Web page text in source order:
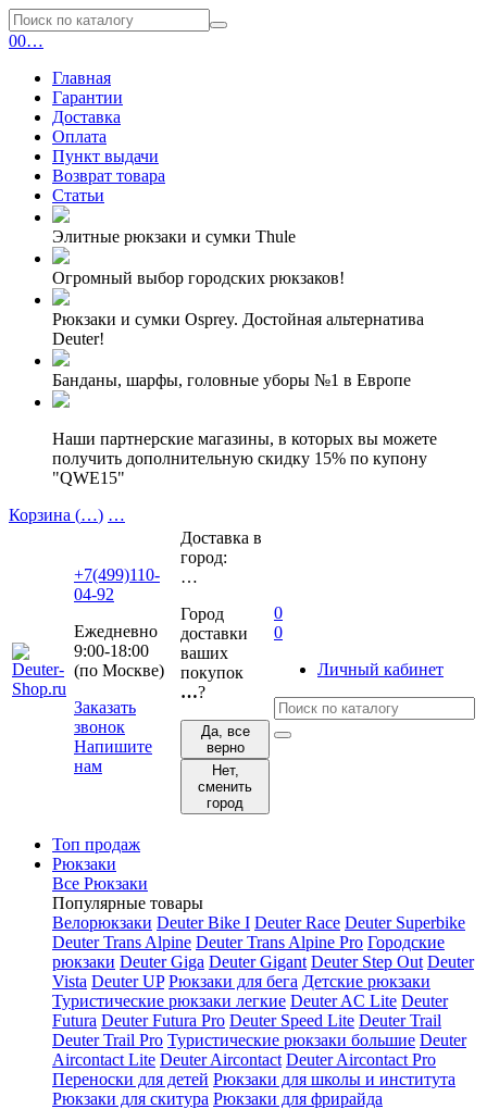
00…
Главная
Гарантии
Доставка
Оплата
Пункт выдачи
Возврат товара
Статьи
Элитные рюкзаки и сумки Thule
Огромный выбор городских рюкзаков!
Рюкзаки и сумки Osprey. Достойная альтернатива
Deuter!
Банданы, шарфы, головные уборы №1 в Европе
Наши партнерские магазины, в которых вы можете
получить дополнительную скидку 15% по купону
"QWE15"
Корзина (…) …
+7(499)110-
04-92
Ежедневно
9:00-18:00
(по Москве)
Заказать
звонок
Напишите
нам
Доставка в
город:
…
Город
доставки
ваших
покупок
…?
Да, все
верно
Нет,
сменить
город
0
0
Личный кабинет
Топ продаж
Рюкзаки
Все Рюкзаки
Популярные товары
Велорюкзаки Deuter Bike I Deuter Race Deuter Superbike
Deuter Trans Alpine Deuter Trans Alpine Pro Городские
рюкзаки Deuter Giga Deuter Gigant Deuter Step Out Deuter
Vista Deuter UP Рюкзаки для бега Детские рюкзаки
Туристические рюкзаки легкие Deuter AС Lite Deuter
Futura Deuter Futura Pro Deuter Speed Lite Deuter Trail
Deuter Trail Pro Туристические рюкзаки большие Deuter
Aircontact Lite Deuter Aircontact Deuter Aircontact Pro
Переноски для детей Рюкзаки для школы и института
Рюкзаки для скитура Рюкзаки для фрирайда